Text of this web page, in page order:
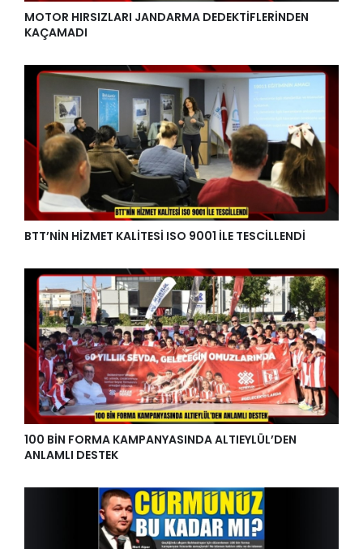
MOTOR HIRSIZLARI JANDARMA DEDEKTİFLERİNDEN
KAÇAMADI
BTT’NİN HİZMET KALİTESİ ISO 9001 İLE TESCİLLENDİ
100 BİN FORMA KAMPANYASINDA ALTIEYLÜL’DEN
ANLAMLI DESTEK